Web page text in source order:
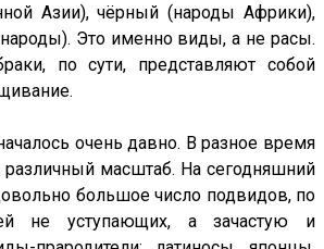
Азии), чёрный (народы Африки),
Это именно виды, а не расы.
по сути, представляют собой
очень давно. В разное время
различный масштаб. На сегодняшний
большое число подвидов, по
не уступающих, а зачастую и